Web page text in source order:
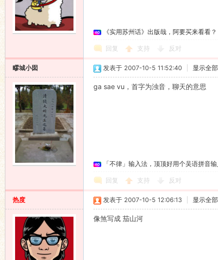
《实用苏州话》出版哉，阿要买来看看？
回复 支持 反对
疁城小囡 发表于 2007-10-5 11:52:40 显示全
ga sae vu，首字为浊音，聊天的意思
「不律」输入法，顶顶好用个吴语拼音
回复 支持 反对
热度 发表于 2007-10-5 12:06:13 显示全
像煞写成 茄山河